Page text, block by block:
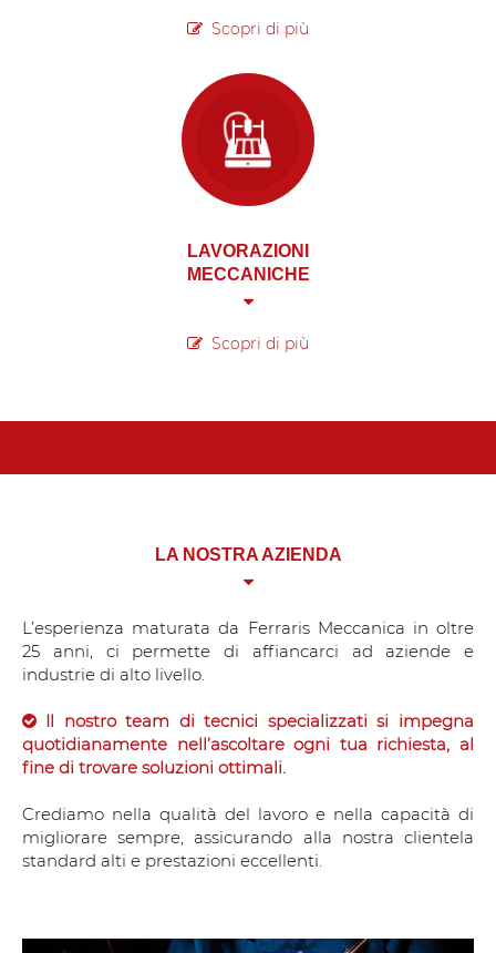
Scopri di più
LAVORAZIONI
MECCANICHE
Scopri di più
LA NOSTRA AZIENDA
L’esperienza maturata da Ferraris Meccanica in oltre
25 anni, ci permette di affiancarci ad aziende e
industrie di alto livello.
Il nostro team di tecnici specializzati si impegna
quotidianamente nell’ascoltare ogni tua richiesta, al
fine di trovare soluzioni ottimali.
Crediamo nella qualità del lavoro e nella capacità di
migliorare sempre, assicurando alla nostra clientela
standard alti e prestazioni eccellenti.